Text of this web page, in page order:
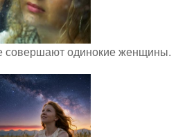
совершают одинокие женщины.